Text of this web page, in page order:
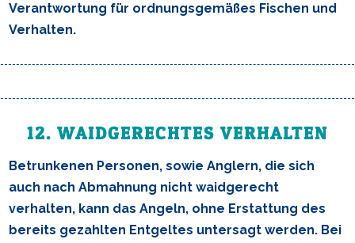
Verantwortung für ordnungsgemäßes Fischen und
Verhalten.
12. WAIDGERECHTES VERHALTEN
Betrunkenen Personen, sowie Anglern, die sich
auch nach Abmahnung nicht waidgerecht
verhalten, kann das Angeln, ohne Erstattung des
bereits gezahlten Entgeltes untersagt werden. Bei